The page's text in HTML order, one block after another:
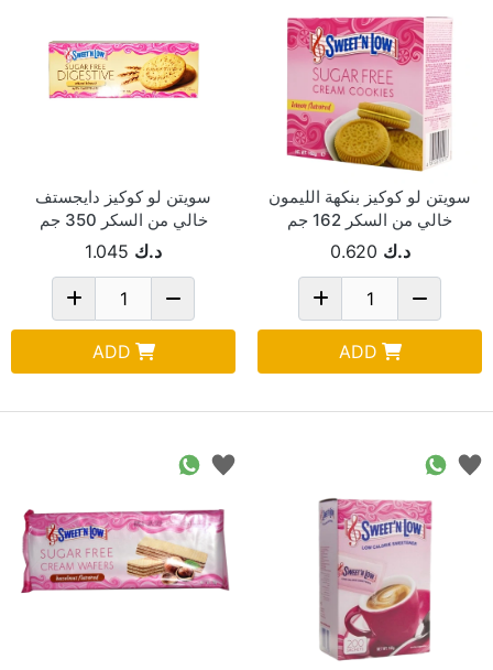
سويتن لو كوكيز بنكهة الليمون
خالي من السكر 162 جم
د.ك 0.620
ADD
سويتن لو كوكيز دايجستف
خالي من السكر 350 جم
د.ك 1.045
ADD